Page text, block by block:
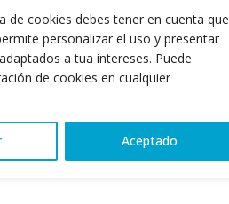
de cookies debes tener en cuenta que
personalizar el uso y presentar
a tua intereses. Puede
de cookies en cualquier
Aceptado